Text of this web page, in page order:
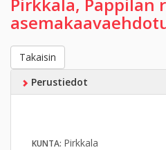
Takaisin
Perustiedot
KUNTA: Pirkkala